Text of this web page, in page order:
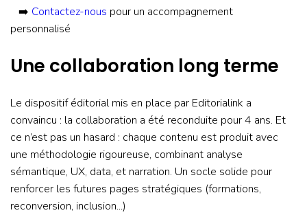
➡️ Contactez-nous pour un accompagnement
personnalisé
Une collaboration long terme
Le dispositif éditorial mis en place par Editorialink a
convaincu : la collaboration a été reconduite pour 4 ans. Et
ce n’est pas un hasard : chaque contenu est produit avec
une méthodologie rigoureuse, combinant analyse
sémantique, UX, data, et narration. Un socle solide pour
renforcer les futures pages stratégiques (formations,
reconversion, inclusion...)